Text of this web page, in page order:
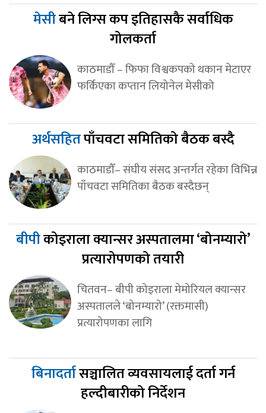
मेसीबने लिग्स कप इतिहासकै सर्वाधिक
गोलकर्ता
काठमाडौँ – फिफा विश्वकपको थकान मेटाएर
फर्किएका कप्तान लियोनेल मेसीको
अर्थसहितपाँचवटा समितिको बैठक बस्दै
काठमाडौँ– संघीय संसद अन्तर्गत रहेका विभिन्न
पाँचवटा समितिका बैठक बस्दैछन्
बीपीकोइराला क्यान्सर अस्पतालमा ‘बोनम्यारो’
प्रत्यारोपणको तयारी
चितवन– बीपी कोइराला मेमोरियल क्यान्सर
अस्पतालले ‘बोनम्यारो’ (रक्तमासी)
प्रत्यारोपणका लागि
बिनादर्तासञ्चालित व्यवसायलाई दर्ता गर्न
हल्दीबारीको निर्देशन